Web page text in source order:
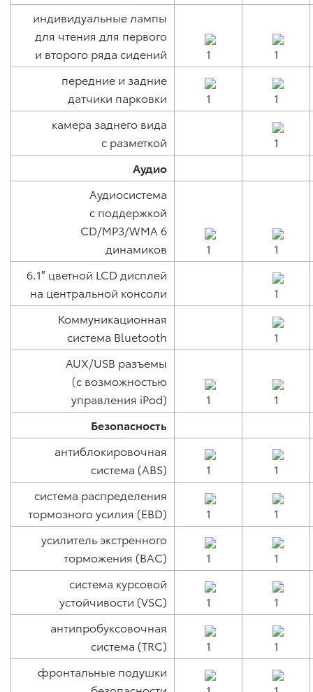
индивидуальные лампы
для чтения для первого
и второго ряда сидений
передние и задние
датчики парковки
камера заднего вида
с разметкой
Аудио
Аудиосистема
с поддержкой
CD/MP3/WMA 6
динамиков
6.1″ цветной LCD дисплей
на центральной консоли
Коммуникационная
система Bluetooth
AUX/USB разъемы
(с возможностью
управления iPod)
Безопасность
антиблокировочная
система (ABS)
система распределения
тормозного усилия (EBD)
усилитель экстренного
торможения (BAC)
система курсовой
устойчивости (VSC)
антипробуксовочная
система (TRC)
фронтальные подушки